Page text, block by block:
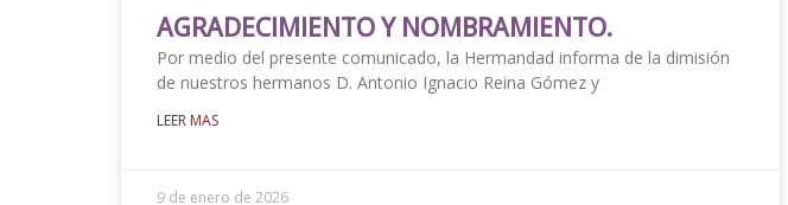
AGRADECIMIENTO Y NOMBRAMIENTO.
Por medio del presente comunicado, la Hermandad informa de la dimisión
de nuestros hermanos D. Antonio Ignacio Reina Gómez y
LEER MAS
9 de enero de 2026